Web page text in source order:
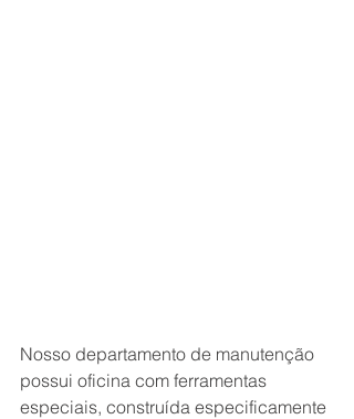
Nosso departamento de manutenção
possui oficina com ferramentas
especiais, construída especificamente